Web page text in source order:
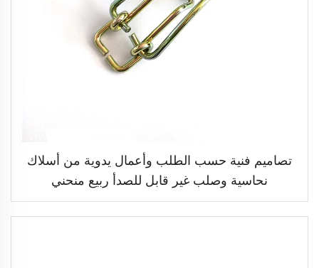
تصاميم فنية حسب الطلب وأعمال يدوية من أسلاك
نحاسية وصلب غير قابل للصدأ ربيع منحني